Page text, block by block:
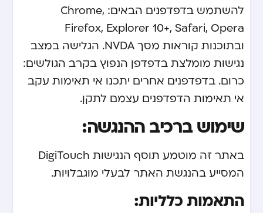
להשתמש בדפדפנים הבאים: Chrome,
Firefox, Explorer 10+, Safari, Opera
ובתוכנות קוראות מסך NVDA. הגלישה במצב
נגישות מומלצת בדפדפן הנפוץ בקרב הגולשים:
כרום. בדפדפנים אחרים יתכנו אי תאימות עקב
אי תאימות הדפדפנים עצמם לתקן.
שימוש ברכיב ההנגשה:
באתר זה מוטמע תוסף הנגישות DigiTouch
המסייע בהנגשת האתר לבעלי מוגבלויות.
התאמות כלליות: